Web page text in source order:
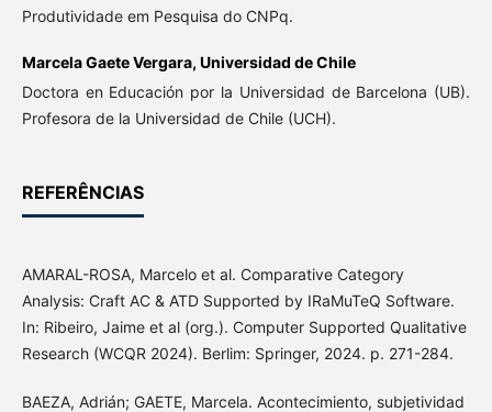
Produtividade em Pesquisa do CNPq.
Marcela Gaete Vergara, Universidad de Chile
Doctora en Educación por la Universidad de Barcelona (UB).
Profesora de la Universidad de Chile (UCH).
REFERÊNCIAS
AMARAL-ROSA, Marcelo et al. Comparative Category
Analysis: Craft AC & ATD Supported by IRaMuTeQ Software.
In: Ribeiro, Jaime et al (org.). Computer Supported Qualitative
Research (WCQR 2024). Berlim: Springer, 2024. p. 271-284.
BAEZA, Adrián; GAETE, Marcela. Acontecimiento, subjetividad